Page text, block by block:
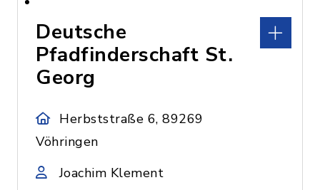
Deutsche
Pfadfinderschaft St.
Georg
Herbststraße 6, 89269
Vöhringen
Joachim Klement